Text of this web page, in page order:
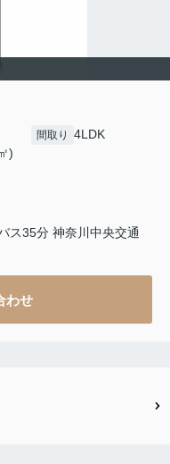
)
間取り 4LDK
ス35分 神奈川中央交通
わせ